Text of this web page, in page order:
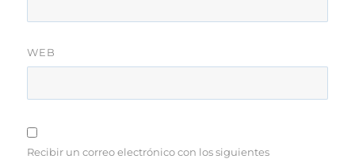
WEB
Recibir un correo electrónico con los siguientes